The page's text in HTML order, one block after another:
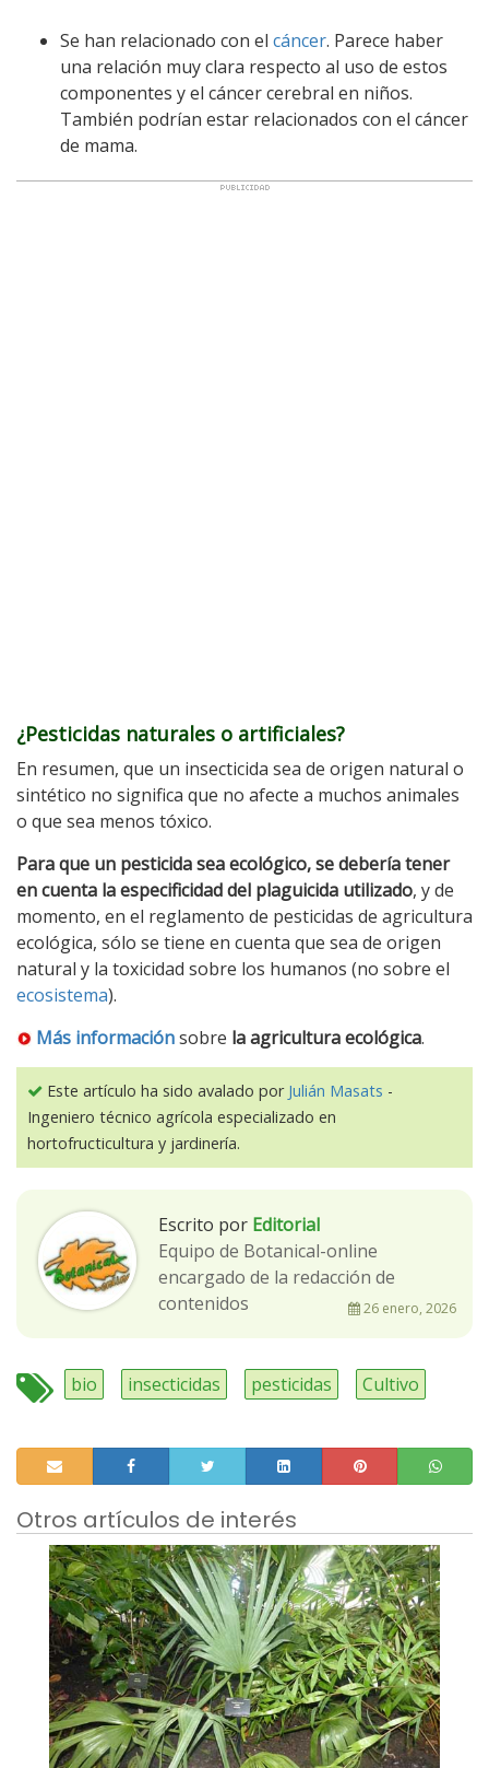
Se han relacionado con el cáncer. Parece haber
una relación muy clara respecto al uso de estos
componentes y el cáncer cerebral en niños.
También podrían estar relacionados con el cáncer
de mama.
¿Pesticidas naturales o artificiales?
En resumen, que un insecticida sea de origen natural o
sintético no significa que no afecte a muchos animales
o que sea menos tóxico.
Para que un pesticida sea ecológico, se debería tener
en cuenta la especificidad del plaguicida utilizado, y de
momento, en el reglamento de pesticidas de agricultura
ecológica, sólo se tiene en cuenta que sea de origen
natural y la toxicidad sobre los humanos (no sobre el
ecosistema).
Más informaciónsobre la agricultura ecológica.
Este artículo ha sido avalado por Julián Masats -
Ingeniero técnico agrícola especializado en
hortofructicultura y jardinería.
Escrito por Editorial
Equipo de Botanical-online
encargado de la redacción de
contenidos
26 enero, 2026
bio insecticidas pesticidas Cultivo
Otros artículos de interés